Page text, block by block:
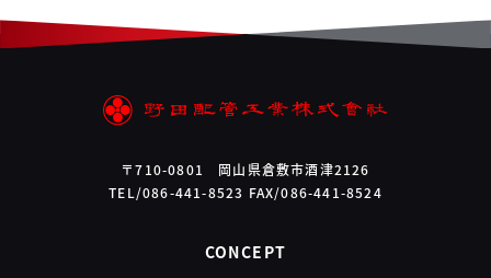
〒710-0801 岡山県倉敷市酒津2126
TEL/086-441-8523 FAX/086-441-8524
CONCEPT